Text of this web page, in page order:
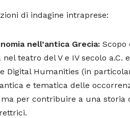
di indagine intraprese:
nell’antica Grecia: Scopo
teatro del V e IV secolo
Digital Humanities (in
e tematica delle
per contribuire a una storia